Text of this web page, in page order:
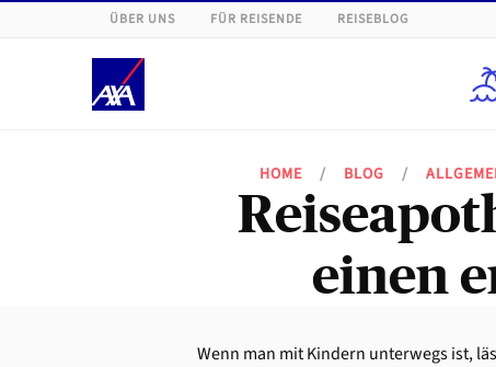
ÜBER UNS FÜR REISENDE REISEBLOG
HOME / BLOG /
einen
Wenn man mit Kindern unterwegs ist,